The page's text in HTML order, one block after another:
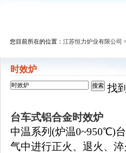
您目前所在的位置： 江苏恒力炉业有限公司
时效炉
找
台车式铝合金时效炉
中温系列(炉温0~950℃)
气中进行正火、退火、